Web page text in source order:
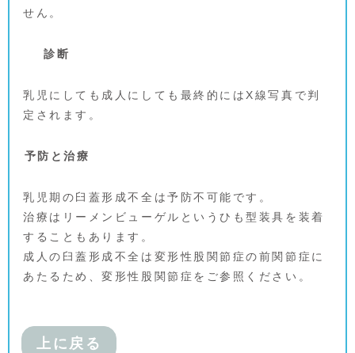
せん。
診断
乳児にしても成人にしても最終的にはX線写真で判
定されます。
予防と治療
乳児期の臼蓋形成不全は予防不可能です。
治療はリーメンビューゲルというひも型装具を装着
することもあります。
成人の臼蓋形成不全は変形性股関節症の前関節症に
あたるため、変形性股関節症をご参照ください。
上に戻る